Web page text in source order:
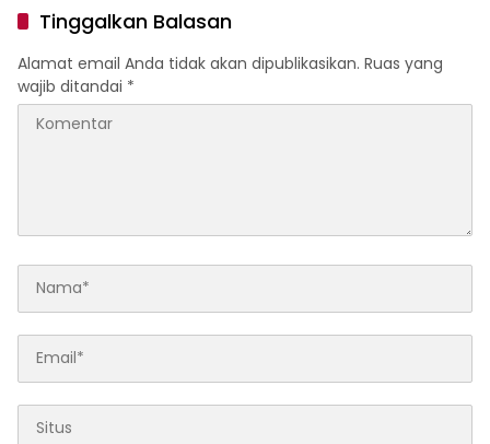
Tinggalkan Balasan
Alamat email Anda tidak akan dipublikasikan. Ruas yang
wajib ditandai *